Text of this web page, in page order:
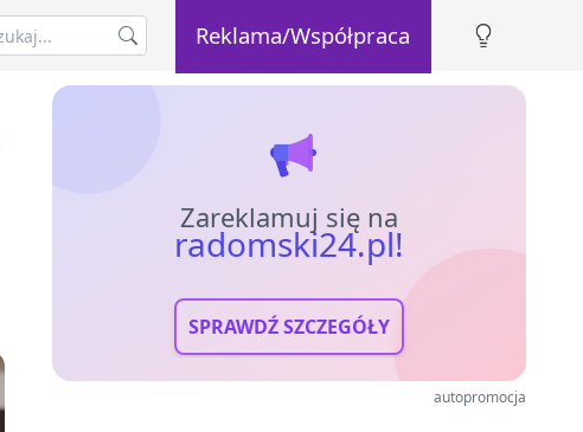
Reklama/Współpraca
Zareklamuj się na
radomski24.pl!
SPRAWDŹ SZCZEGÓŁY
autopromocja